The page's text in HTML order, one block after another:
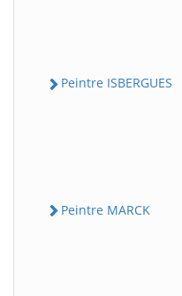
Peintre ISBERGUES
Peintre MARCK